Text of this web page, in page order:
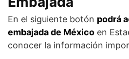
En el siguiente botón podrá
embajada de México en
conocer la información